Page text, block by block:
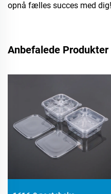
opnå fælles succes med dig!
Anbefalede Produkter